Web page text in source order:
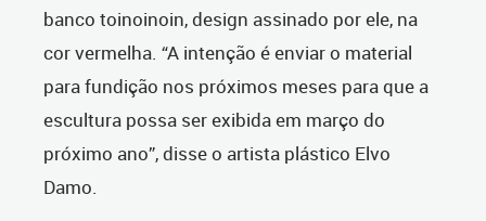
banco toinoinoin, design assinado por ele, na
cor vermelha. “A intenção é enviar o material
para fundição nos próximos meses para que a
escultura possa ser exibida em março do
próximo ano”, disse o artista plástico Elvo
Damo.